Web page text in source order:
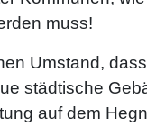
muss!
Umstand,
städtische
auf dem